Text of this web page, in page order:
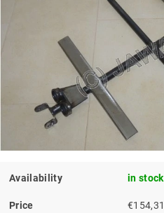
Availability in stock
Price